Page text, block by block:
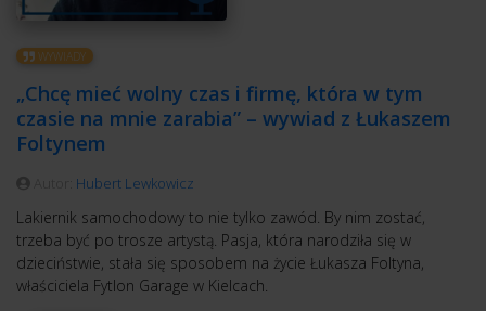
WYWIADY
„Chcę mieć wolny czas i firmę, która w tym
czasie na mnie zarabia” – wywiad z Łukaszem
Foltynem
Hubert Lewkowicz
Lakiernik samochodowy to nie tylko zawód. By nim zostać,
trzeba być po trosze artystą. Pasja, która narodziła się w
dzieciństwie, stała się sposobem na życie Łukasza Foltyna,
właściciela Fytlon Garage w Kielcach.